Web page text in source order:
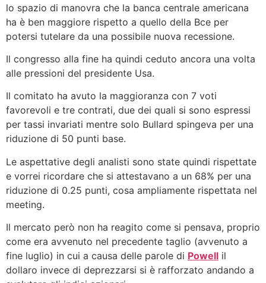
lo spazio di manovra che la banca centrale americana
ha è ben maggiore rispetto a quello della Bce per
potersi tutelare da una possibile nuova recessione.
Il congresso alla fine ha quindi ceduto ancora una volta
alle pressioni del presidente Usa.
Il comitato ha avuto la maggioranza con 7 voti
favorevoli e tre contrati, due dei quali si sono espressi
per tassi invariati mentre solo Bullard spingeva per una
riduzione di 50 punti base.
Le aspettative degli analisti sono state quindi rispettate
e vorrei ricordare che si attestavano a un 68% per una
riduzione di 0.25 punti, cosa ampliamente rispettata nel
meeting.
Il mercato però non ha reagito come si pensava, proprio
come era avvenuto nel precedente taglio (avvenuto a
fine luglio) in cui a causa delle parole di Powell il
dollaro invece di deprezzarsi si è rafforzato andando a